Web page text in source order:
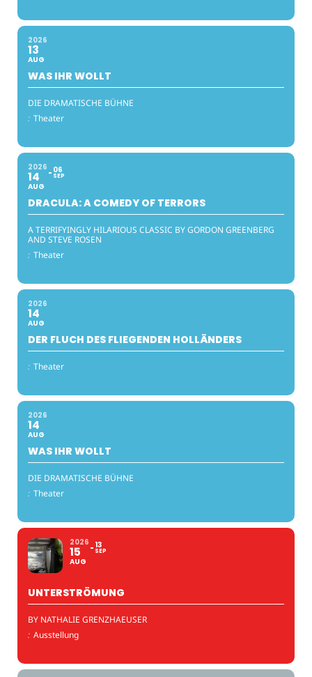
2026
13
AUG
WAS IHR WOLLT
DIE DRAMATISCHE BÜHNE
: Theater
2026
14
AUG
06
SEP
DRACULA: A COMEDY OF TERRORS
A TERRIFYINGLY HILARIOUS CLASSIC BY GORDON GREENBERG
AND STEVE ROSEN
: Theater
2026
14
AUG
DER FLUCH DES FLIEGENDEN HOLLÄNDERS
: Theater
2026
14
AUG
WAS IHR WOLLT
DIE DRAMATISCHE BÜHNE
: Theater
2026
15
AUG
13
SEP
UNTERSTRÖMUNG
BY NATHALIE GRENZHAEUSER
: Ausstellung